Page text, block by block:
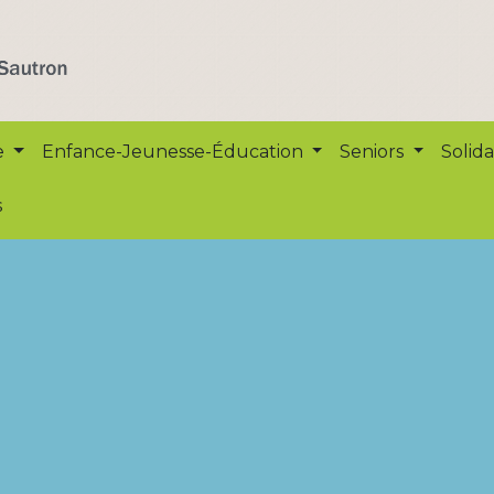
Enfance-Jeunesse-Éducation Seniors